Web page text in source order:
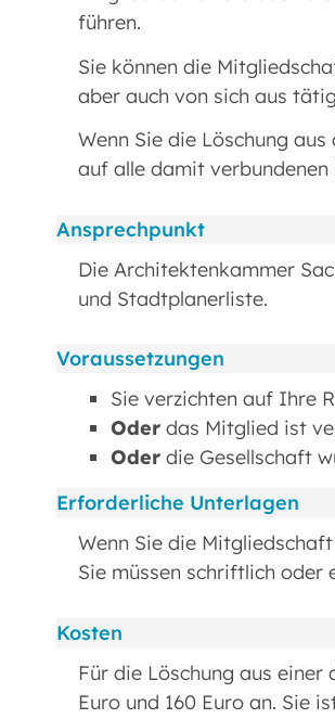
führen.
Sie können die
aber auch von sich aus
Wenn Sie die Löschung
auf alle damit verbundenen
Ansprechpunkt
Die Architektenkammer
und Stadtplanerliste.
Voraussetzungen
Sie verzichten auf Ihre
Oder das Mitglied ist
Oder die Gesellschaft
Erforderliche Unterlagen
Wenn Sie die
Sie müssen schriftlich oder
Kosten
Für die Löschung aus
Euro und 160 Euro an. Sie